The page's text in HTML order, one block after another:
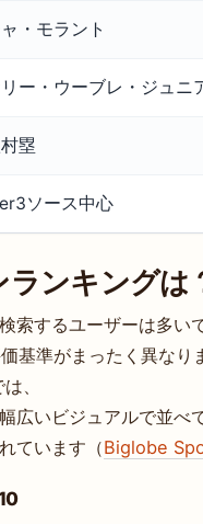
・モラント
ー・ウーブレ・ジュニ
塁
ソース中心
ンキングは
索するユーザーは多い
基準がまったく異な
、
広いビジュアルで並べ
ています（Biglobe